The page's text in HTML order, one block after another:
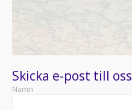
Skicka e-post till oss
Namn